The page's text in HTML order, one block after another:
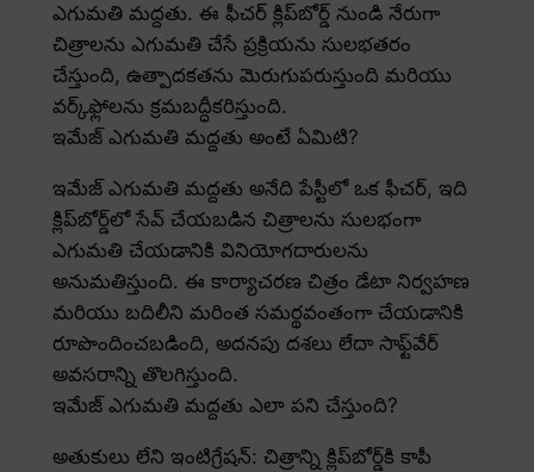
ఎగుమతి మద్దతు. ఈ ఫీచర్ క్లిప్‌బోర్డ్ నుండి నేరుగా
చిత్రాలను ఎగుమతి చేసే ప్రక్రియను సులభతరం
చేస్తుంది, ఉత్పాదకతను మెరుగుపరుస్తుంది మరియు
వర్క్‌ఫ్లోలను క్రమబద్ధీకరిస్తుంది.
ఇమేజ్ ఎగుమతి మద్దతు అంటే ఏమిటి?
ఇమేజ్ ఎగుమతి మద్దతు అనేది పేస్టీలో ఒక ఫీచర్, ఇది
క్లిప్‌బోర్డ్‌లో సేవ్ చేయబడిన చిత్రాలను సులభంగా
ఎగుమతి చేయడానికి వినియోగదారులను
అనుమతిస్తుంది. ఈ కార్యాచరణ చిత్రం డేటా నిర్వహణ
మరియు బదిలీని మరింత సమర్థవంతంగా చేయడానికి
రూపొందించబడింది, అదనపు దశలు లేదా సాఫ్ట్‌వేర్
అవసరాన్ని తొలగిస్తుంది.
ఇమేజ్ ఎగుమతి మద్దతు ఎలా పని చేస్తుంది?
అతుకులు లేని ఇంటిగ్రేషన్: చిత్రాన్ని క్లిప్‌బోర్డ్‌కి కాపీ